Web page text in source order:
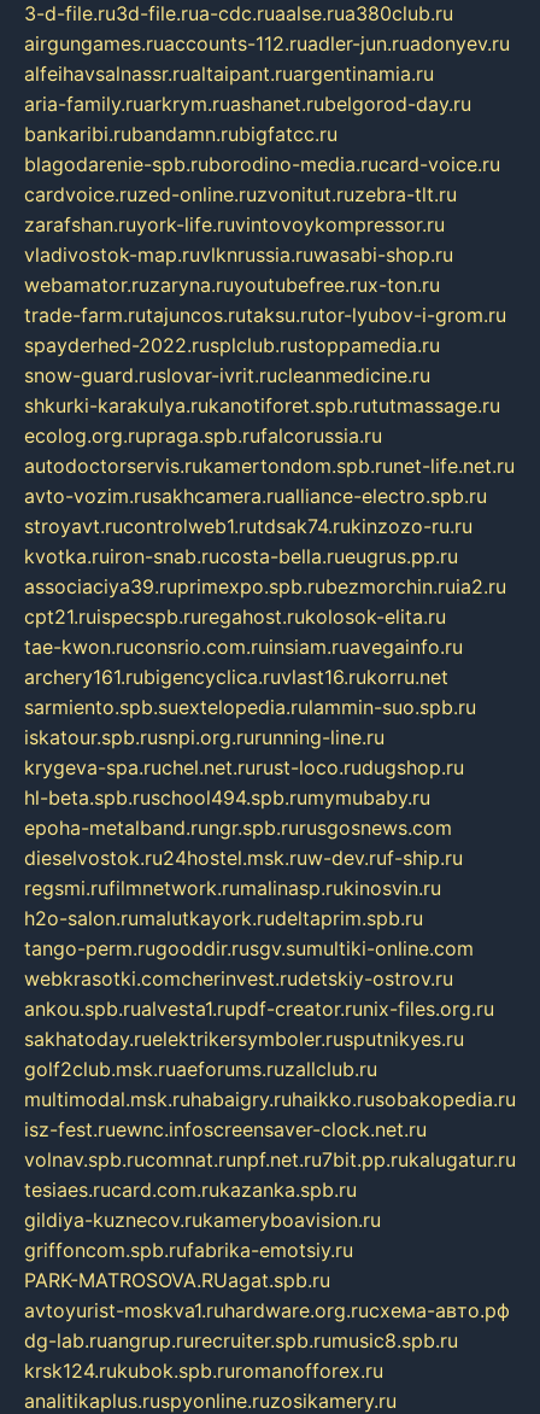
3-d-file.ru3d-file.rua-cdc.ruaalse.rua380club.ru
airgungames.ruaccounts-112.ruadler-jun.ruadonyev.ru
alfeihavsalnassr.rualtaipant.ruargentinamia.ru
aria-family.ruarkrym.ruashanet.rubelgorod-day.ru
bankaribi.rubandamn.rubigfatcc.ru
blagodarenie-spb.ruborodino-media.rucard-voice.ru
cardvoice.ruzed-online.ruzvonitut.ruzebra-tlt.ru
zarafshan.ruyork-life.ruvintovoykompressor.ru
vladivostok-map.ruvlknrussia.ruwasabi-shop.ru
webamator.ruzaryna.ruyoutubefree.rux-ton.ru
trade-farm.rutajuncos.rutaksu.rutor-lyubov-i-grom.ru
spayderhed-2022.rusplclub.rustoppamedia.ru
snow-guard.ruslovar-ivrit.rucleanmedicine.ru
shkurki-karakulya.rukanotiforet.spb.rututmassage.ru
ecolog.org.rupraga.spb.rufalcorussia.ru
autodoctorservis.rukamertondom.spb.runet-life.net.ru
avto-vozim.rusakhcamera.rualliance-electro.spb.ru
stroyavt.rucontrolweb1.rutdsak74.rukinzozo-ru.ru
kvotka.ruiron-snab.rucosta-bella.rueugrus.pp.ru
associaciya39.ruprimexpo.spb.rubezmorchin.ruia2.ru
cpt21.ruispecspb.ruregahost.rukolosok-elita.ru
tae-kwon.ruconsrio.com.ruinsiam.ruavegainfo.ru
archery161.rubigencyclica.ruvlast16.rukorru.net
sarmiento.spb.suextelopedia.rulammin-suo.spb.ru
iskatour.spb.rusnpi.org.rurunning-line.ru
krygeva-spa.ruchel.net.rurust-loco.rudugshop.ru
hl-beta.spb.ruschool494.spb.rumymubaby.ru
epoha-metalband.rungr.spb.rurusgosnews.com
dieselvostok.ru24hostel.msk.ruw-dev.ruf-ship.ru
regsmi.rufilmnetwork.rumalinasp.rukinosvin.ru
h2o-salon.rumalutkayork.rudeltaprim.spb.ru
tango-perm.rugooddir.rusgv.sumultiki-online.com
webkrasotki.comcherinvest.rudetskiy-ostrov.ru
ankou.spb.rualvesta1.rupdf-creator.runix-files.org.ru
sakhatoday.ruelektrikersymboler.rusputnikyes.ru
golf2club.msk.ruaeforums.ruzallclub.ru
multimodal.msk.ruhabaigry.ruhaikko.rusobakopedia.ru
isz-fest.ruewnc.infoscreensaver-clock.net.ru
volnav.spb.rucomnat.runpf.net.ru7bit.pp.rukalugatur.ru
tesiaes.rucard.com.rukazanka.spb.ru
gildiya-kuznecov.rukameryboavision.ru
griffoncom.spb.rufabrika-emotsiy.ru
PARK-MATROSOVA.RUagat.spb.ru
avtoyurist-moskva1.ruhardware.org.ruсхема-авто.рф
dg-lab.ruangrup.rurecruiter.spb.rumusic8.spb.ru
krsk124.rukubok.spb.ruromanofforex.ru
analitikaplus.ruspyonline.ruzosikamery.ru